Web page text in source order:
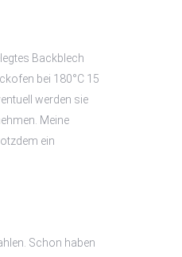
Backblech
bei 180°C 15
werden sie
Meine
ein
Schon haben